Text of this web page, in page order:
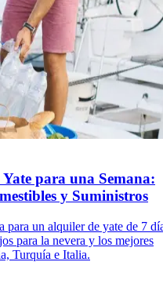
para una Semana:
y Suministros
un alquiler de yate de 7
para la nevera y los mejores
Turquía e Italia.